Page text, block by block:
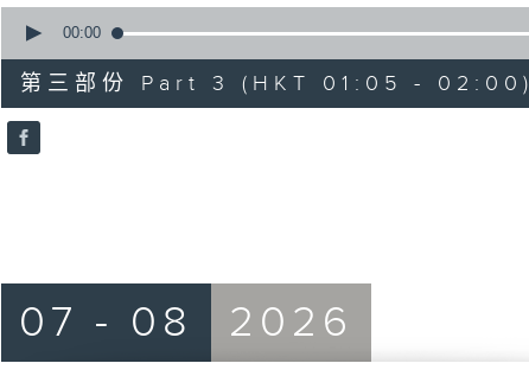
seconds
55
minutes,
9
seconds
90%
00:00
第三部份 Part 3 (HKT 01:05 - 02:00)
07 - 08 2026